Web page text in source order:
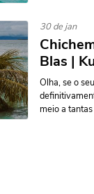
30 de jan
Blas |
Olha, se o
meio a